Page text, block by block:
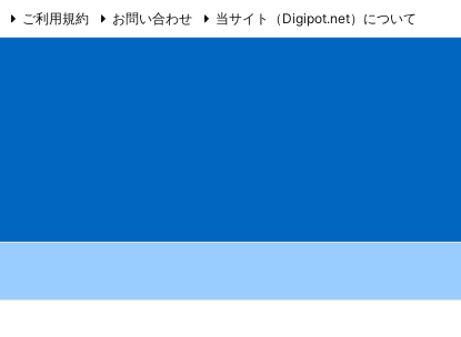
ご利用規約 お問い合わせ 当サイト（Digipot.net）について